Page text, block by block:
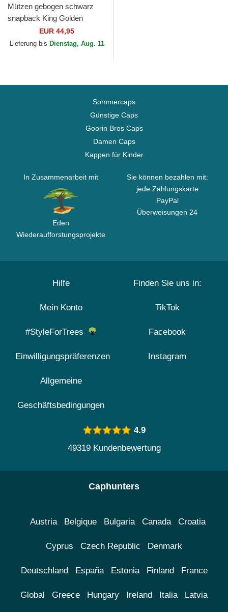
Mützen gebogen schwarz
snapback King Golden
Suede The Farm Goorin
Bros.
EUR 44,95
Lieferung bis Dienstag, Aug. 11
Sommercaps
Günstige Caps
Goorin Bros Caps
Damen Caps
Kappen für Kinder
In Zusammenarbeit mit
Eden
Wiederaufforstungsprojekte
Sie können bezahlen mit:
jede Zahlungskarte
PayPal
Überweisungen 24
Hilfe
Mein Konto
#StyleForTrees
Einwilligungspräferenzen
Allgemeine
Geschäftsbedingungen
Finden Sie uns in:
TikTok
Facebook
Instagram
4.9
49319 Kundenbewertung
Caphunters
Austria Belgique Bulgaria Canada Croatia
Cyprus Czech Republic Denmark
Deutschland España Estonia Finland France
Global Greece Hungary Ireland Italia Latvia